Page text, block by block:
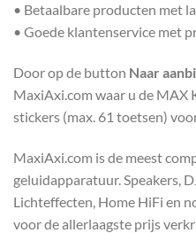
• Betaalbare producten met
• Goede klantenservice met
Door op de button Naar
MaxiAxi.com waar u de MAX
stickers (max. 61 toetsen)
MaxiAxi.com is de meest
geluidapparatuur. Speakers,
Lichteffecten, Home HiFi en
voor de allerlaagste prijs